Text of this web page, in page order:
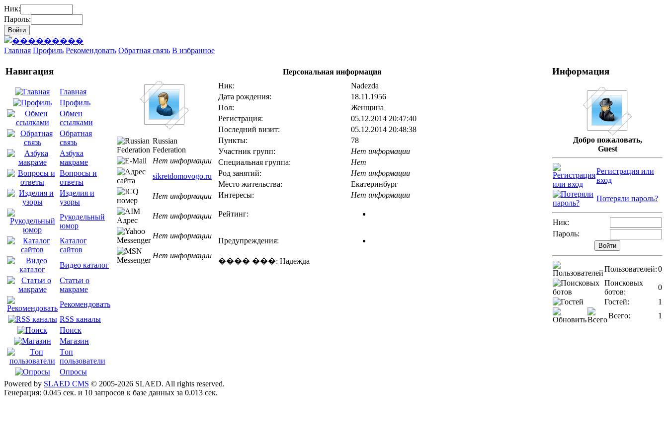
Ник:
Пароль:
Главная Профиль Рекомендовать Обратная связь В избранное
Навигация
Главная
Профиль
Обмен
ссылками
Обратная
связь
Азбука
макраме
Вопросы и
ответы
Изделия и
узоры
Рукодельный
юмор
Каталог
сайтов
Видео каталог
Статьи о
макраме
Рекомендовать
RSS каналы
Поиск
Магазин
Tоп
пользователи
Опросы
Персональная информация
Ник:
Nadezda
Дата рождения:
18.11.1956
Пол:
Женщина
Регистрация:
05.12.2014 20:47:40
Последний визит:
05.12.2014 20:48:38
Пункты:
78
Участник групп:
Нет информации
Специальная группа:
Нет
Род занятий:
Нет информации
Место жительства:
Екатеринбург
Интересы:
Нет информации
Рейтинг:
Предупреждения:
���� ���: Надежда
Russian
Federation
Нет информации
sikretdomovogo.ru
Нет информации
Нет информации
Нет информации
Нет информации
Информация
Добро пожаловать,
Guest
Регистрация или
вход
Потеряли пароль?
Ник:
Пароль:
Пользователей:0
Поисковых
ботов:
0
Гостей:
1
Всего:
1
Powered by SLAED CMS © 2005-2026 SLAED. All rights reserved.
Генерация: 0.045 сек. и 10 запросов к базе данных за 0.013 сек.